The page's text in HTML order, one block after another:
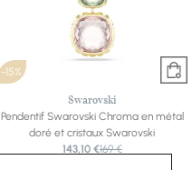
-15%
Swarovski
Pendentif Swarovski Chroma en métal
doré et cristaux Swarovski
143,10 €169 €